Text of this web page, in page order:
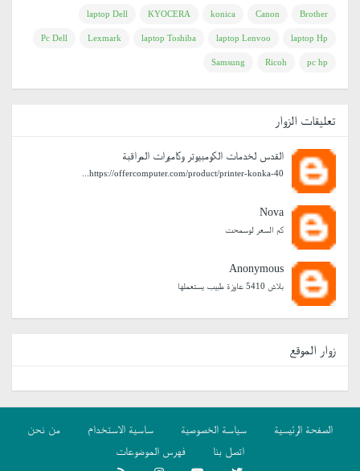
Brother
Canon
konica
KYOCERA
laptop Dell
laptop Hp
laptop Lenvoo
laptop Toshiba
Lexmark
Pc Dell
pc hp
Ricoh
Samsung
تعليقات الزوار
القدس لخدمات الكومبيوتر وكاميرات المراقبة
https://offercomputer.com/product/printer-konka-40...
Nova
كم السعر لوسمحت
Anonymous
بلاش 5410 عاوزة طبيب يستعملها
زوار الموقع
الصفحة الرئيسية سياسة الخصوصية ساسية الاستخدام
من نحن
اتصل بنا
فهرس الموضوعات